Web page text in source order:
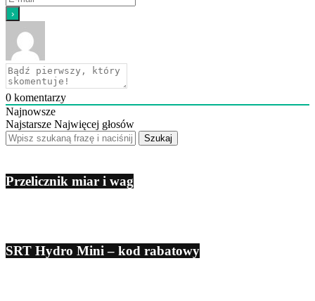
0 komentarzy
Najnowsze
Najstarsze Najwięcej głosów
Przelicznik miar i wag
SRT Hydro Mini – kod rabatowy